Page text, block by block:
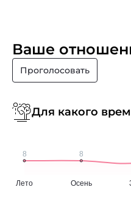
Ваше
Проголосовать
Для какого